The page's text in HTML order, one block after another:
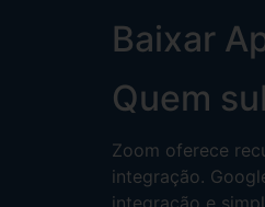
Baixar
Quem
Zoom oferece
integração.
integração e